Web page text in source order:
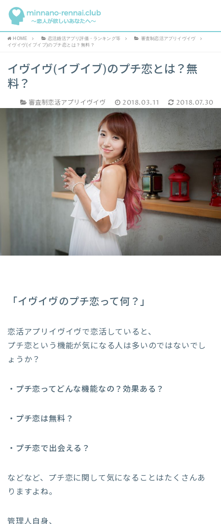
HOME 恋活婚活アプリ評価・ランキング等
審査制恋活アプリイヴイヴ
イヴイヴ(イブイブ)のプチ恋とは？無料？
イヴイヴ(イブイブ)のプチ恋とは？無
料？
審査制恋活アプリイヴイヴ 2018.03.11 2018.07.30
「イヴイヴのプチ恋って何？」
恋活アプリイヴイヴで恋活していると、
プチ恋という機能が気になる人は多いのではないでし
ょうか？
・プチ恋ってどんな機能なの？効果ある？
・プチ恋は無料？
・プチ恋で出会える？
などなど、プチ恋に関して気になることはたくさんあ
りますよね。
管理人自身、